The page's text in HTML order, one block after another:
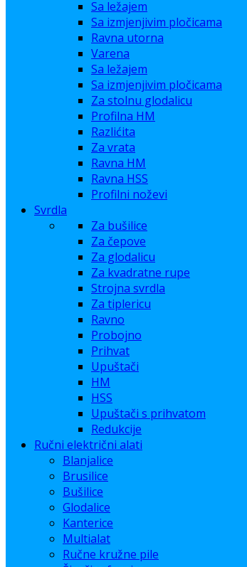
Sa ležajem
Sa izmjenjivim pločicama
Ravna utorna
Varena
Sa ležajem
Sa izmjenjivim pločicama
Za stolnu glodalicu
Profilna HM
Razlićita
Za vrata
Ravna HM
Ravna HSS
Profilni noževi
Svrdla
Za bušilice
Za čepove
Za glodalicu
Za kvadratne rupe
Strojna svrdla
Za tiplericu
Ravno
Probojno
Prihvat
Upuštači
HM
HSS
Upuštači s prihvatom
Redukcije
Ručni električni alati
Blanjalice
Brusilice
Bušilice
Glodalice
Kanterice
Multialat
Ručne kružne pile